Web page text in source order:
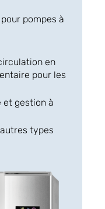
pompes à
en
pour les
et gestion à
types